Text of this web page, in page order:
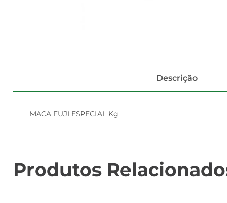
Descrição
MACA FUJI ESPECIAL Kg
Produtos